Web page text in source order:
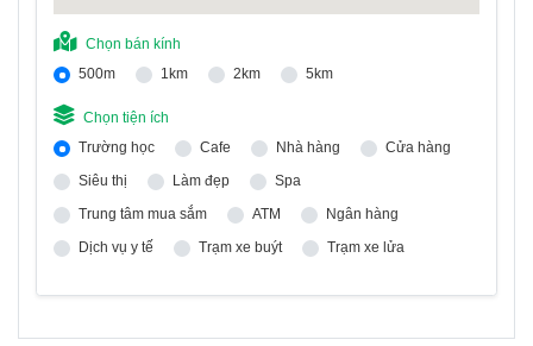
Chọn bán kính
500m
1km 2km 5km
Chọn tiện ích
Trường học
Cafe Nhà hàng
Cửa hàng
Siêu thị
Làm đẹp
Spa
Trung tâm mua sắm
ATM
Ngân hàng
Dịch vụ y tế
Trạm xe buýt Trạm xe lửa